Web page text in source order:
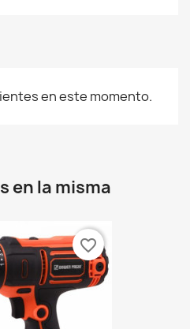
en este momento.
en la misma
favorite_border